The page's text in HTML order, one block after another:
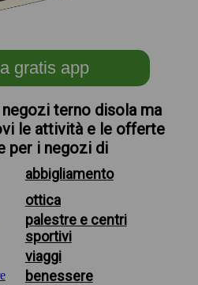
gratis app
terno disola ma
le attività e le offerte
per i negozi di
abbigliamento
ottica
palestre e centri
sportivi
viaggi
benessere